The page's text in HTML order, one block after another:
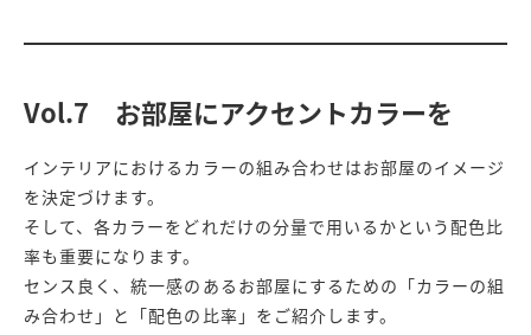
Vol.7 お部屋にアクセントカラーを
インテリアにおけるカラーの組み合わせはお部屋のイメージ
を決定づけます。
そして、各カラーをどれだけの分量で用いるかという配色比
率も重要になります。
センス良く、統一感のあるお部屋にするための「カラーの組
み合わせ」と「配色の比率」をご紹介します。